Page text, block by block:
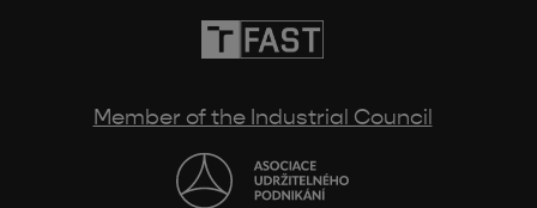
Member of the Industrial Council